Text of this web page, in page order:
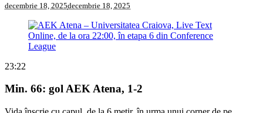
decembrie 18, 2025decembrie 18, 2025
23:22
Min. 66: gol AEK Atena, 1-2